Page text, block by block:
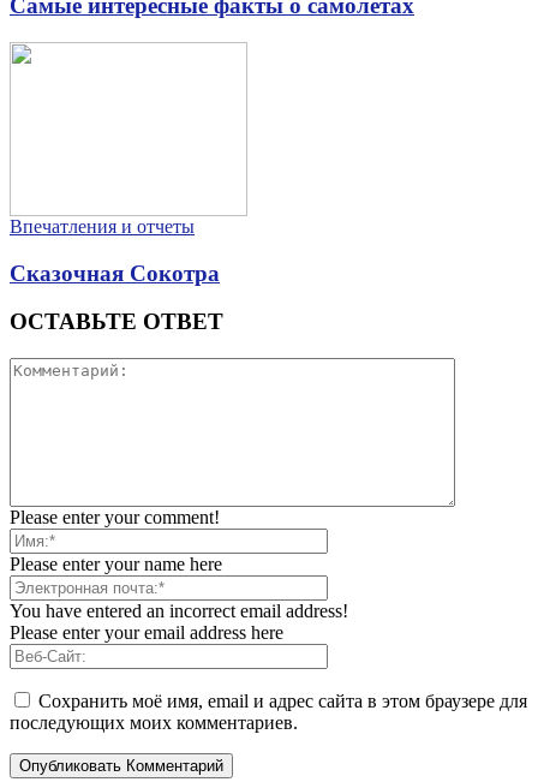
Самые интересные факты о самолётах
Впечатления и отчеты
Сказочная Сокотра
ОСТАВЬТЕ ОТВЕТ
Please enter your comment!
Please enter your name here
You have entered an incorrect email address!
Please enter your email address here
Сохранить моё имя, email и адрес сайта в этом браузере для
последующих моих комментариев.